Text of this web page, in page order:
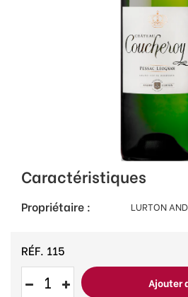
Caractéristiques
Propriétaire : LURTON
RÉF. 115
Ajouter